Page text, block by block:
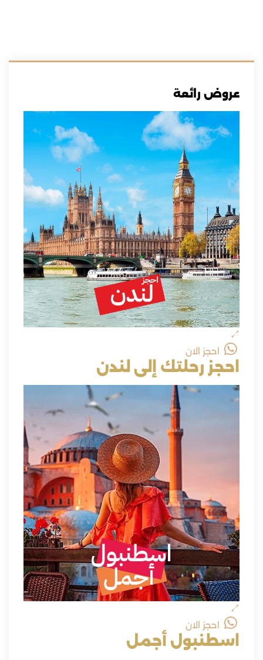
عروض رائعة
احجز الان
احجز رحلتك إلى لندن
احجز الان
اسطنبول أجمل